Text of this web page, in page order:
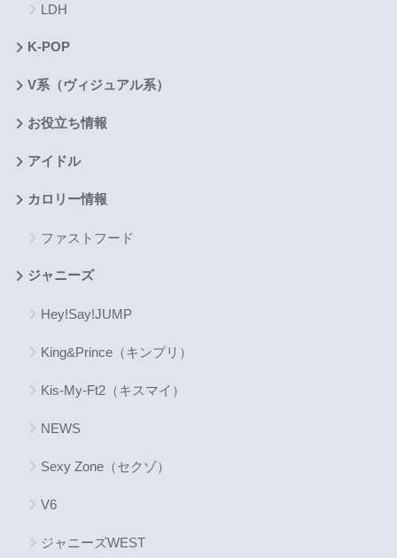
LDH
K-POP
V系（ヴィジュアル系）
お役立ち情報
アイドル
カロリー情報
ファストフード
ジャニーズ
Hey!Say!JUMP
King&Prince（キンプリ）
Kis-My-Ft2（キスマイ）
NEWS
Sexy Zone（セクゾ）
V6
ジャニーズWEST